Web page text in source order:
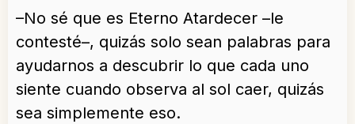
–No sé que es Eterno Atardecer –le
contesté–, quizás solo sean palabras para
ayudarnos a descubrir lo que cada uno
siente cuando observa al sol caer, quizás
sea simplemente eso.